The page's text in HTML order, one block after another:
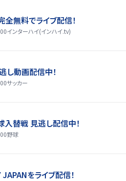
無料でライブ配信！
インターハイ(インハイ.tv)
し動画配信中！
サッカー
替戦 見逃し配信中！
野球
をライブ配信！